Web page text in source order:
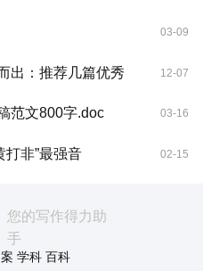
03-09
出：推荐几篇优秀 12-07
范文800字.doc 03-16
打非”最强音 02-15
您的写作得力助
手
学科 百科